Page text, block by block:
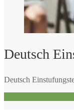
Deutsch
Deutsch